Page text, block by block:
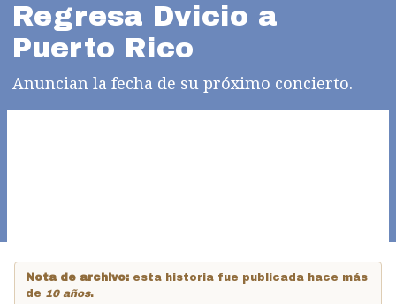
Regresa Dvicio a
Puerto Rico
Anuncian la fecha de su próximo concierto.
Nota de archivo: esta historia fue publicada hace más
de 10 años.